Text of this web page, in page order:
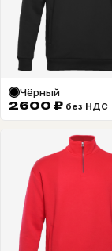
Чёрный
2600 ₽ без НДС